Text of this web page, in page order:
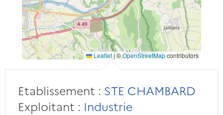
Leaflet | ©OpenStreetMapcontributors
Etablissement : STE CHAMBARD
Exploitant : Industrie